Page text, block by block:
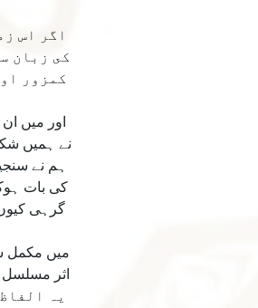
اگر اس
كى زبان
كمزور
نے ہميں
ہم نے
كى بات
میں مکمل
یہ